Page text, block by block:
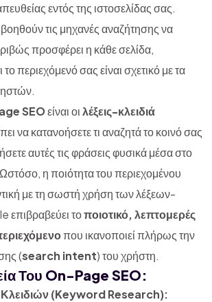
εντός της ιστοσελίδας σας.
βοηθούν τις μηχανές αναζήτησης να
προσφέρει η κάθε σελίδα,
το περιεχόμενό σας είναι σχετικό με τα
SEOείναι οιλέξεις-κλειδιά
να κατανοήσετε τι αναζητά το κοινό σας
αυτές τις φράσεις φυσικά μέσα στο
η ποιότητα του περιεχομένου
με τη σωστή χρήση των λέξεων-
επιβραβεύει τοποιοτικό, λεπτομερές
που ικανοποιεί πλήρως την
(search intent) του χρήστη.
Του On-Page SEO:
(Keyword Research):